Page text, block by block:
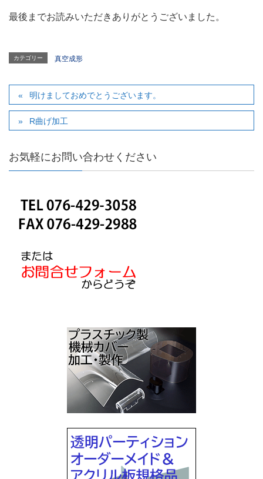
最後までお読みいただきありがとうございました。
カテゴリー 真空成形
明けましておめでとうございます。
R曲げ加工
お気軽にお問い合わせください